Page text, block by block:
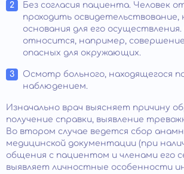
Без согласия пациента. Человек
проходить освидетельствование,
основания для его
относится, например,
опасных для окружающих.
Осмотр больного, находящегося
наблюдением.
Изначально врач выясняет причину
получение справки, выявление
Во втором случае ведется сбор
медицинской документации (при
общения с пациентом и членами его
выявляет личностные особенности